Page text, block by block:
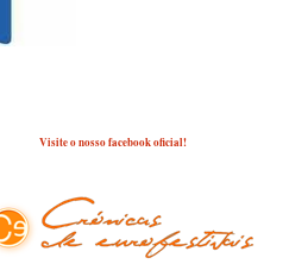
Visite o nosso facebook oficial!